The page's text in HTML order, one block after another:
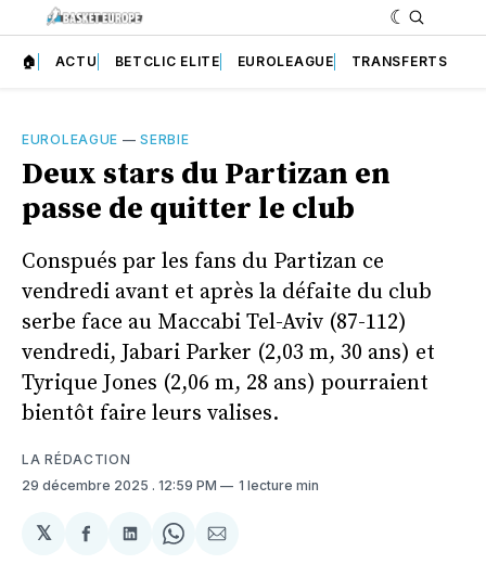
🏠 ACTU BETCLIC ELITE EUROLEAGUE TRANSFERTS
EUROLEAGUE —SERBIE
Deux stars du Partizan en
passe de quitter le club
Conspués par les fans du Partizan ce
vendredi avant et après la défaite du club
serbe face au Maccabi Tel-Aviv (87-112)
vendredi, Jabari Parker (2,03 m, 30 ans) et
Tyrique Jones (2,06 m, 28 ans) pourraient
bientôt faire leurs valises.
LA RÉDACTION
29 décembre 2025 . 12:59 PM 1 lecture min
𝕏
PartagerPartager
SharePartager